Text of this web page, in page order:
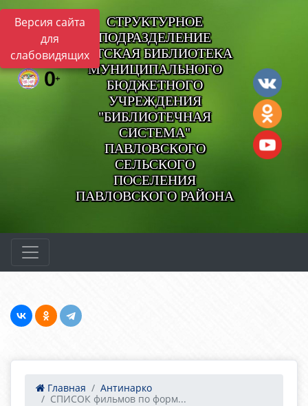
Версия сайта
для
слабовидящих
СТРУКТУРНОЕ
ПОДРАЗДЕЛЕНИЕ
ДЕТСКАЯ БИБЛИОТЕКА
МУНИЦИПАЛЬНОГО
БЮДЖЕТНОГО
УЧРЕЖДЕНИЯ
"БИБЛИОТЕЧНАЯ
СИСТЕМА"
ПАВЛОВСКОГО
СЕЛЬСКОГО
ПОСЕЛЕНИЯ
ПАВЛОВСКОГО РАЙОНА
Главная
Антинарко
СПИСОК фильмов по форм...